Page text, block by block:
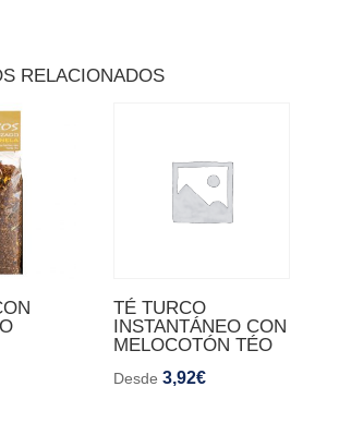
RELACIONADOS
TÉ TURCO
INSTANTÁNEO CON
MELOCOTÓN TÉO
Desde3,92€